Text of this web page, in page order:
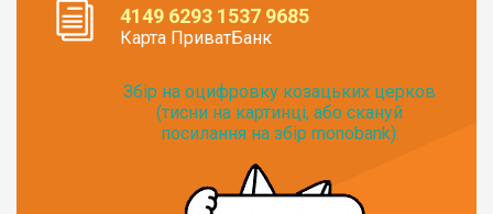
4149 6293 1537 9685
Карта ПриватБанк
Збір на оцифровку козацьких церков
(тисни на картинці, або скануй
посилання на збір monobank):